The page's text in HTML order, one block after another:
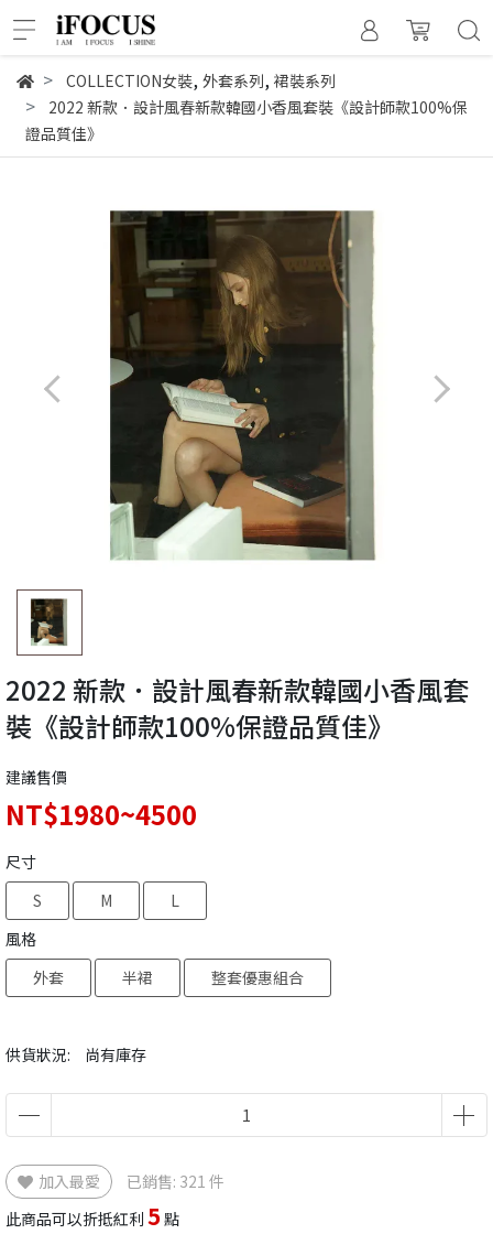
COLLECTION女裝, 外套系列, 裙裝系列
2022 新款．設計風春新款韓國小香風套裝《設計師款100%保
證品質佳》
2022 新款．設計風春新款韓國小香風套
裝《設計師款100%保證品質佳》
建議售價
NT$1980~4500
供貨狀況: 尚有庫存
尺寸
S
M
L
風格
外套
半裙 整套優惠組合
加入最愛
已銷售: 321 件
此商品可以折抵紅利 5點